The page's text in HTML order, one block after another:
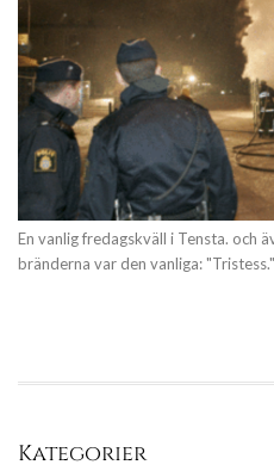
En vanlig fredagskväll i Tensta. och
bränderna var den vanliga: "Tristess."
Kategorier